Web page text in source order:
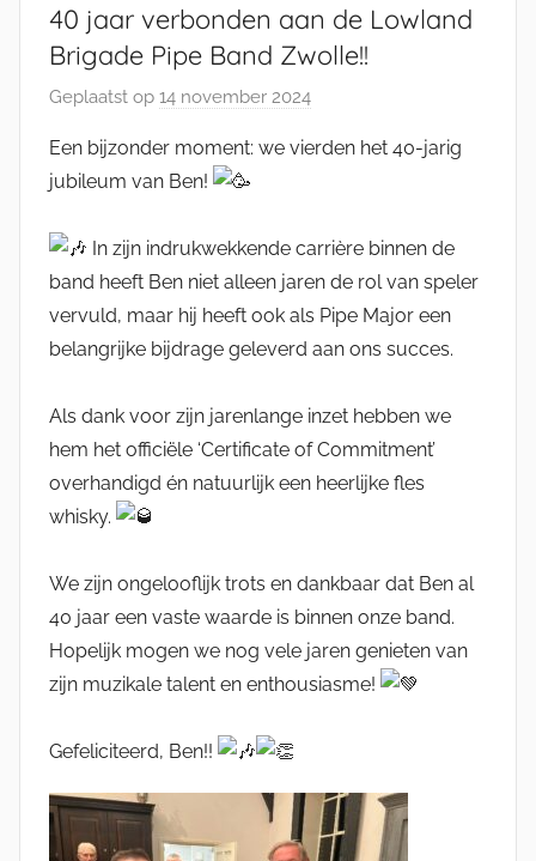
40 jaar verbonden aan de Lowland
Brigade Pipe Band Zwolle!!
Geplaatst op 14 november 2024
o
i
c
h
e
E
n
g
Een bijzonder moment: we vierden het 40-jarig
jubileum van Ben!
In zijn indrukwekkende carrière binnen de
band heeft Ben niet alleen jaren de rol van speler
vervuld, maar hij heeft ook als Pipe Major een
belangrijke bijdrage geleverd aan ons succes.
Als dank voor zijn jarenlange inzet hebben we
hem het officiële ‘Certificate of Commitment’
overhandigd én natuurlijk een heerlijke fles
whisky.
We zijn ongelooflijk trots en dankbaar dat Ben al
40 jaar een vaste waarde is binnen onze band.
Hopelijk mogen we nog vele jaren genieten van
zijn muzikale talent en enthousiasme!
Gefeliciteerd, Ben!!